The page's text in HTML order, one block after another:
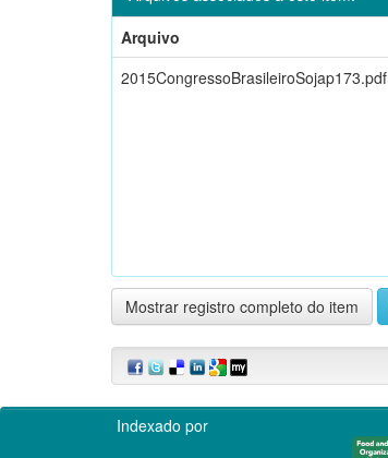
Arquivo
2015CongressoBrasileiroSojap173.pdf
Mostrar registro completo do item
Indexado por